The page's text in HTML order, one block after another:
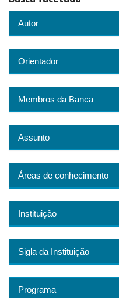
Autor
Orientador
Membros da Banca
Assunto
Áreas de conhecimento
Instituição
Sigla da Instituição
Programa